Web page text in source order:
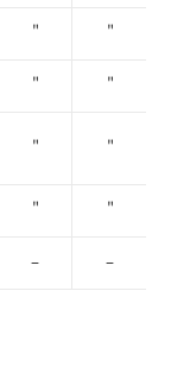
" "
" "
" "
" "
– –